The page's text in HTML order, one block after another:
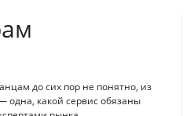
до сих пор не понятно, из
одна, какой сервис обязаны